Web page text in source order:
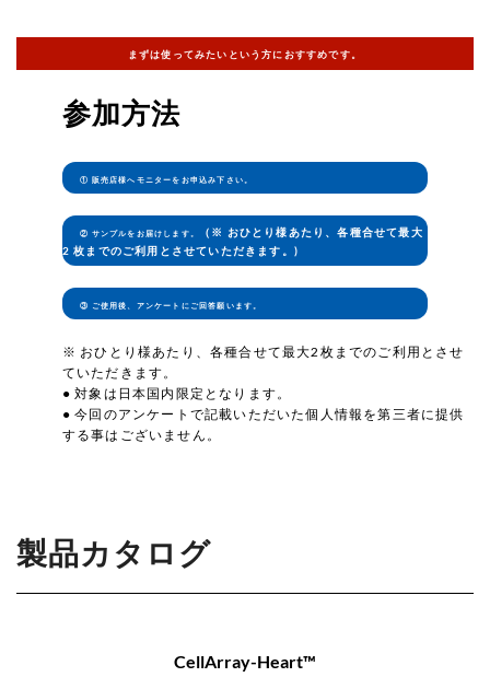
まずは使ってみたいという方におすすめです。
参加方法
① 販売店様へモニターをお申込み下さい。
② サンプルをお届けします。
（※ おひとり様あたり、各種合せて最大
2 枚までのご利用とさせていただきます。)
③ ご使用後、アンケートにご回答願います。
※ おひとり様あたり、各種合せて最大2枚までのご利用とさせ
ていただきます。
● 対象は日本国内限定となります。
● 今回のアンケートで記載いただいた個人情報を第三者に提供
する事はございません。
製品カタログ
CellArray-Heart™